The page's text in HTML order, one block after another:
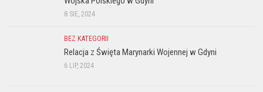
8 SIE, 2024
BEZ KATEGORII
Relacja z Święta Marynarki Wojennej w Gdyni
6 LIP, 2024